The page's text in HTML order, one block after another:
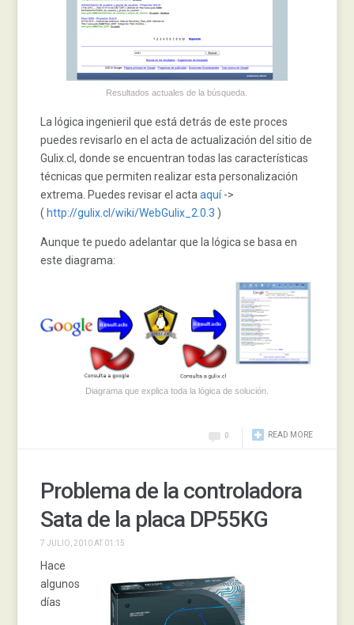
Resultados actuales de la búsqueda.
La lógica ingenieril que está detrás de este proces
puedes revisarlo en el acta de actualización del sitio de
Gulix.cl, donde se encuentran todas las características
técnicas que permiten realizar esta personalización
extrema. Puedes revisar el actaaquí->
( http://gulix.cl/wiki/WebGulix_2.0.3 )
Aunque te puedo adelantar que la lógica se basa en
este diagrama:
Diagrama que explica toda la lógica de solución.
READ MORE
0
Problema de la controladora
Sata de la placa DP55KG
7 JULIO, 2010 AT 01:15
Hace
algunos
días